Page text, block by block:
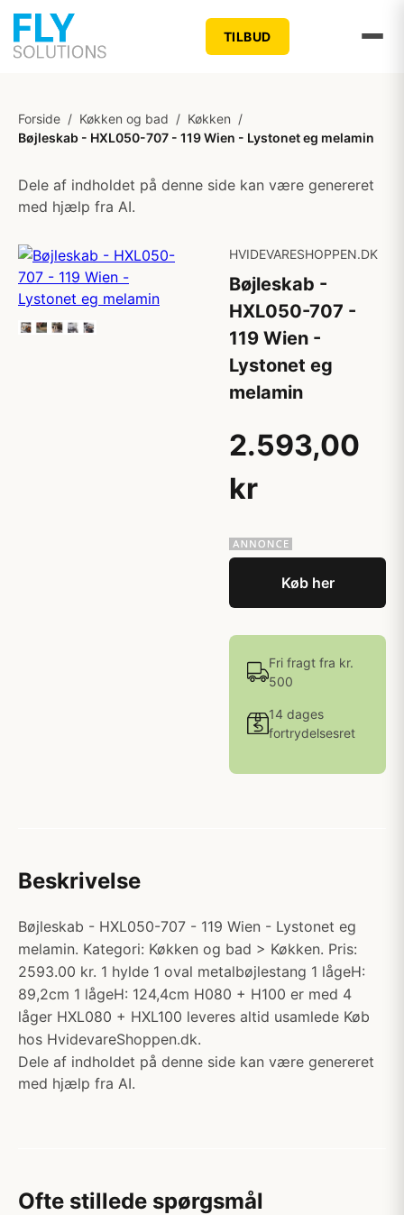
TILBUD
Forside / Køkken og bad / Køkken /
Bøjleskab - HXL050-707 - 119 Wien - Lystonet eg melamin
Dele af indholdet på denne side kan være genereret
med hjælp fra AI.
HVIDEVARESHOPPEN.DK
Bøjleskab -
HXL050-707 -
119 Wien -
Lystonet eg
melamin
2.593,00
kr
Køb her
Fri fragt fra kr.
500
14 dages
fortrydelsesret
Beskrivelse
Bøjleskab - HXL050-707 - 119 Wien - Lystonet eg
melamin. Kategori: Køkken og bad > Køkken. Pris:
2593.00 kr. 1 hylde 1 oval metalbøjlestang 1 lågeH:
89,2cm 1 lågeH: 124,4cm H080 + H100 er med 4
låger HXL080 + HXL100 leveres altid usamlede Køb
hos HvidevareShoppen.dk.
Dele af indholdet på denne side kan være genereret
med hjælp fra AI.
Ofte stillede spørgsmål